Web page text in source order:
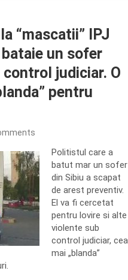
“mascatii” IPJ
un sofer
judiciar. O
pentru
Politistul care a
batut mar un sofer
din Sibiu a scapat
de arest preventiv.
El va fi cercetat
pentru lovire si alte
violente sub
control judiciar, cea
mai „blanda”